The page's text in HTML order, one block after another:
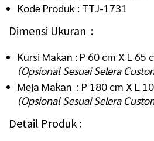
Kode Produk : TTJ-1731
Dimensi Ukuran :
Kursi Makan : P 60 cm X L 65
(Opsional Sesuai Selera
Meja Makan : P 180 cm X L
(Opsional Sesuai Selera
Detail Produk :